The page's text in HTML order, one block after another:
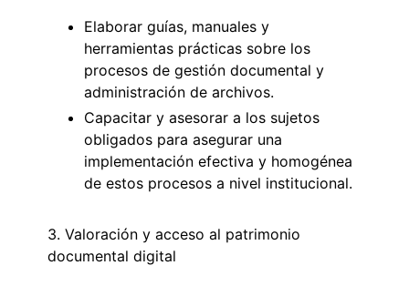
Elaborar guías, manuales y
herramientas prácticas sobre los
procesos de gestión documental y
administración de archivos.
Capacitar y asesorar a los sujetos
obligados para asegurar una
implementación efectiva y homogénea
de estos procesos a nivel institucional.
3. Valoración y acceso al patrimonio
documental digital